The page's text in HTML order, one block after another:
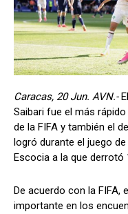
Caracas, 20 Jun. AVN.-
Saibari fue el más
de la FIFA y también el
logró durante el juego
Escocia a la que derrotó
De acuerdo con la FIFA,
importante en los